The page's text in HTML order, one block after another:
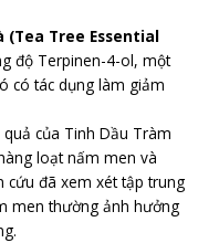
(Tea Tree Essential
độ Terpinen-4-ol, một
có tác dụng làm giảm
của Tinh Dầu Tràm
loạt nấm men và
cứu đã xem xét tập trung
men thường ảnh hưởng